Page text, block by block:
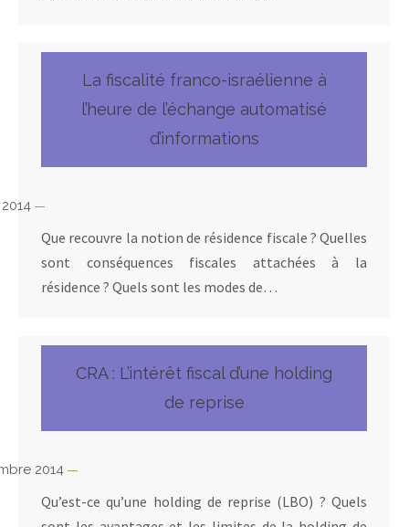
La fiscalité franco-israélienne à
l’heure de l’échange automatisé
d’informations
Que recouvre la notion de résidence fiscale ? Quelles
sont conséquences fiscales attachées à la
résidence ? Quels sont les modes de…
CRA : L’intérêt fiscal d’une holding
de reprise
2014
Qu’est-ce qu’une holding de reprise (LBO) ? Quels